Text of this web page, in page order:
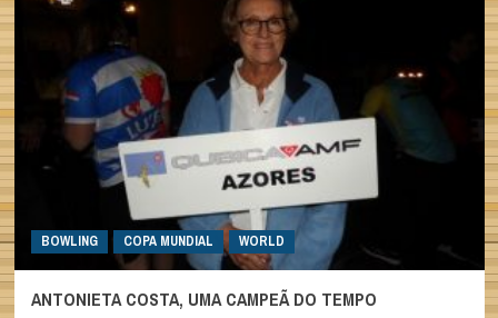
DO
BOLICHE
NA
COPA
MUNDIAL
BOWLING COPA MUNDIAL WORLD
ANTONIETA COSTA, UMA CAMPEÃ DO TEMPO